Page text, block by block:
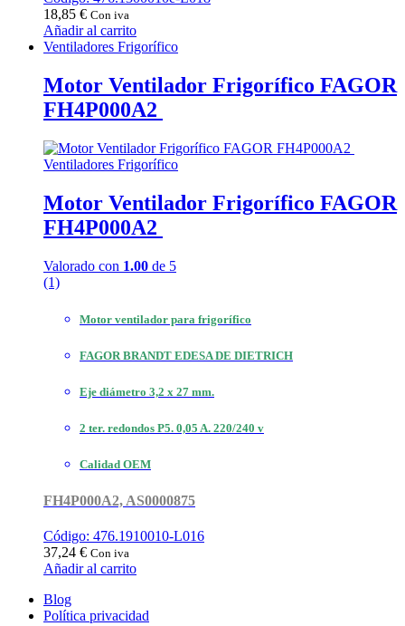
18,85 € Con iva
Añadir al carrito
Ventiladores Frigorífico
Motor Ventilador Frigorífico FAGOR
FH4P000A2
Ventiladores Frigorífico
Motor Ventilador Frigorífico FAGOR
FH4P000A2
Valorado con 1.00 de 5
(1)
Motor ventilador para frigorífico
FAGOR BRANDT EDESA DE DIETRICH
Eje diámetro 3,2 x 27 mm.
2 ter. redondos P5. 0,05 A. 220/240 v
Calidad OEM
FH4P000A2, AS0000875
Código: 476.1910010-L016
37,24 € Con iva
Añadir al carrito
Blog
Política privacidad